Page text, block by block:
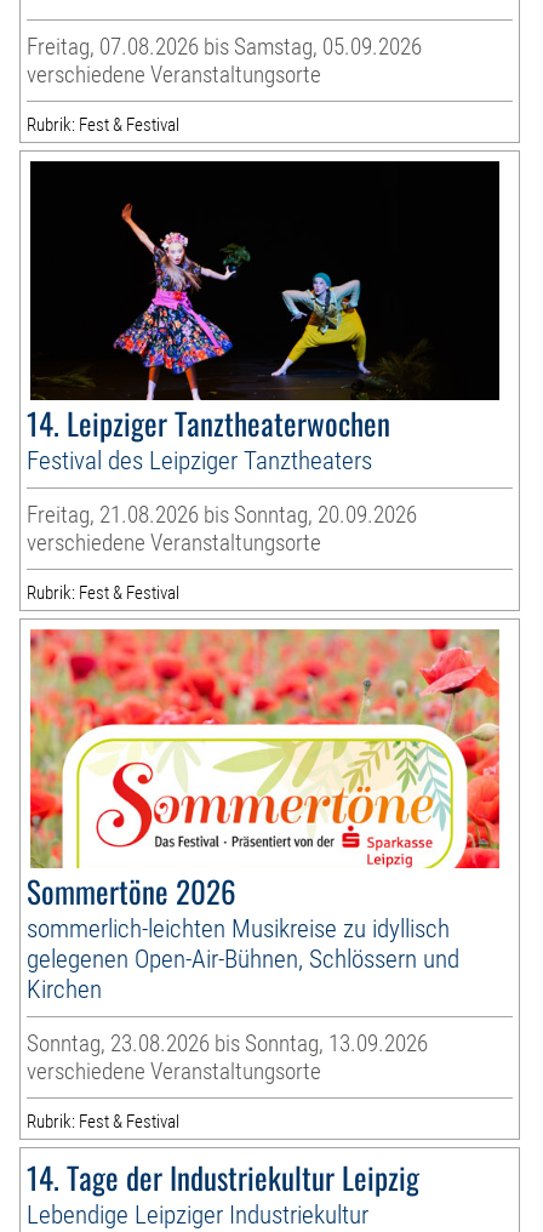
Freitag, 07.08.2026 bis Samstag, 05.09.2026
verschiedene Veranstaltungsorte
Rubrik: Fest & Festival
14. Leipziger Tanztheaterwochen
Festival des Leipziger Tanztheaters
Freitag, 21.08.2026 bis Sonntag, 20.09.2026
verschiedene Veranstaltungsorte
Rubrik: Fest & Festival
Sommertöne 2026
sommerlich-leichten Musikreise zu idyllisch
gelegenen Open-Air-Bühnen, Schlössern und
Kirchen
Sonntag, 23.08.2026 bis Sonntag, 13.09.2026
verschiedene Veranstaltungsorte
Rubrik: Fest & Festival
14. Tage der Industriekultur Leipzig
Lebendige Leipziger Industriekultur